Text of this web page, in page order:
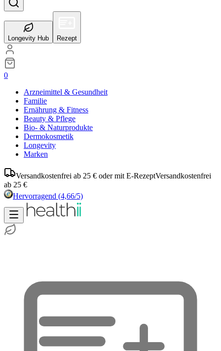
Longevity Hub Rezept
0
Arzneimittel & Gesundheit
Familie
Ernährung & Fitness
Beauty & Pflege
Bio- & Naturprodukte
Dermokosmetik
Longevity
Marken
Versandkostenfrei ab 25 € oder mit E-RezeptVersandkostenfrei
ab 25 €
Hervorragend (4,66/5)